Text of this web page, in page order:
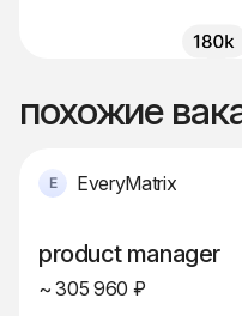
похожие
EveryMatrix
product manager
~ 305 960 ₽